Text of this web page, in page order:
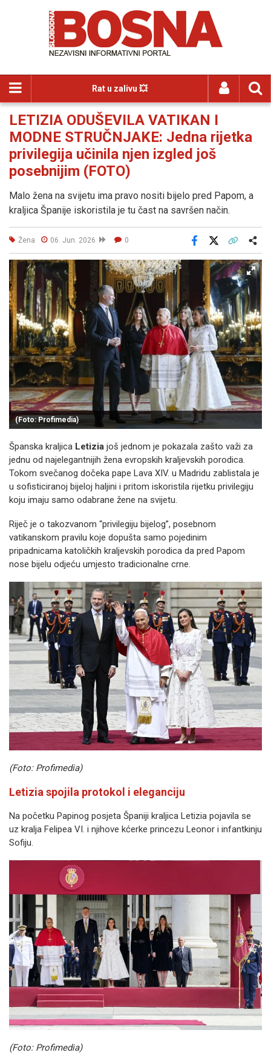
Rat u zalivu 💥
LETIZIA ODUŠEVILA VATIKAN I
MODNE STRUČNJAKE: Jedna rijetka
privilegija učinila njen izgled još
posebnijim (FOTO)
Malo žena na svijetu ima pravo nositi bijelo pred Papom, a
kraljica Španije iskoristila je tu čast na savršen način.
Žena 06. Jun. 2026 0
Facebook
(Foto: Profimedia)
Španska kraljica Letizia još jednom je pokazala zašto važi za
jednu od najelegantnijih žena evropskih kraljevskih porodica.
Tokom svečanog dočeka pape Lava XIV. u Madridu zablistala je
u sofisticiranoj bijeloj haljini i pritom iskoristila rijetku privilegiju
koju imaju samo odabrane žene na svijetu.
Riječ je o takozvanom “privilegiju bijelog”, posebnom
vatikanskom pravilu koje dopušta samo pojedinim
pripadnicama katoličkih kraljevskih porodica da pred Papom
nose bijelu odjeću umjesto tradicionalne crne.
(Foto: Profimedia)
Letizia spojila protokol i eleganciju
Na početku Papinog posjeta Španiji kraljica Letizia pojavila se
uz kralja Felipea VI. i njihove kćerke princezu Leonor i infantkinju
Sofiju.
(Foto: Profimedia)